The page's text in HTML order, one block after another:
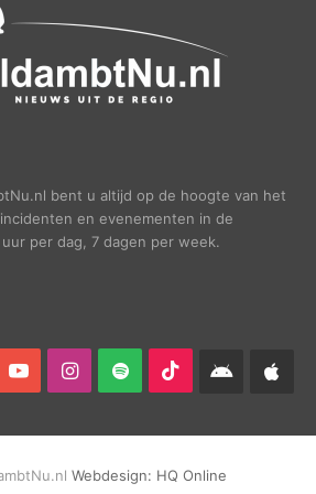
bent u altijd op de hoogte van het
en evenementen in de
per dag, 7 dagen per week.
YouTubeInstagram
Spotify TikTokAndroid
Webdesign: HQ Online